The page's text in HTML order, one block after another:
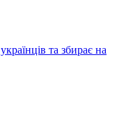
та збирає на